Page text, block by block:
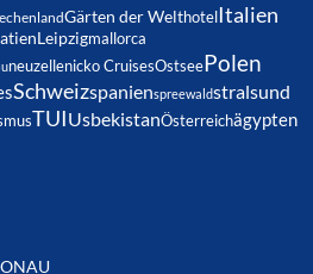
Gärten der Welthotel Italien
Leipzigmallorca
neuzellenicko CruisesOstseePolen
Schweizspanienspreewaldstralsund
TUIUsbekistanÖsterreichägypten